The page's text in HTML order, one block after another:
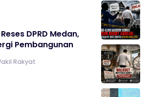
DPRD Medan,
Pembangunan
Rakyat